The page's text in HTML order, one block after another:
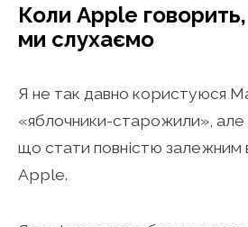
Коли Apple говорить,
ми слухаємо
Я не так давно користуюся
«яблочники-старожили», але
що стати повністю залежним
Apple.